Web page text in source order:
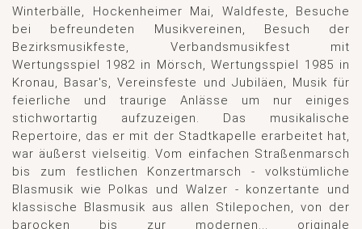
Winterbälle, Hockenheimer Mai, Waldfeste, Besuche
bei befreundeten Musikvereinen, Besuch der
Bezirksmusikfeste, Verbandsmusikfest mit
Wertungsspiel 1982 in Mörsch, Wertungsspiel 1985 in
Kronau, Basar's, Vereinsfeste und Jubiläen, Musik für
feierliche und traurige Anlässe um nur einiges
stichwortartig aufzuzeigen. Das musikalische
Repertoire, das er mit der Stadtkapelle erarbeitet hat,
war äußerst vielseitig. Vom einfachen Straßenmarsch
bis zum festlichen Konzertmarsch - volkstümliche
Blasmusik wie Polkas und Walzer - konzertante und
klassische Blasmusik aus allen Stilepochen, von der
barocken bis zur modernen... originale